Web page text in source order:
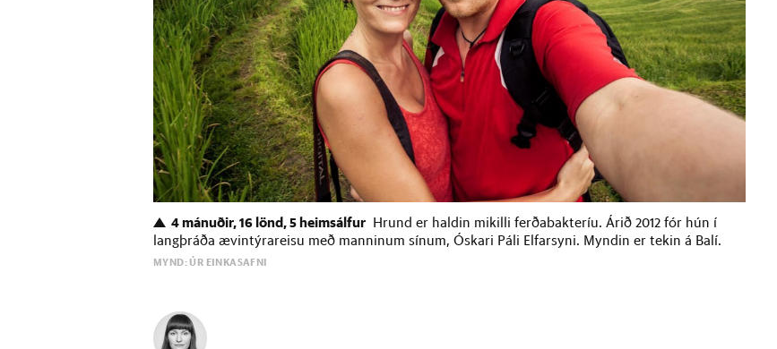
4 mánuðir, 16 lönd, 5 heimsálfur Hrund er haldin mikilli ferðabakteríu. Árið 2012 fór hún í
langþráða ævintýrareisu með manninum sínum, Óskari Páli Elfarsyni. Myndin er tekin á Balí.
MYND: ÚR EINKASAFNI